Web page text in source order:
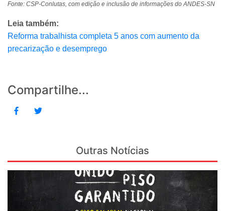
Fonte: CSP-Conlutas, com edição e inclusão de informações do ANDES-SN
Leia também:
Reforma trabalhista completa 5 anos com aumento da
precarização e desemprego
Compartilhe...
Outras Notícias